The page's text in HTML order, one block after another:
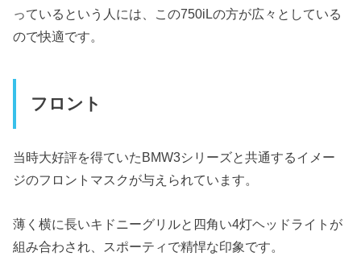
っているという人には、この750iLの方が広々としている
ので快適です。
フロント
当時大好評を得ていたBMW3シリーズと共通するイメー
ジのフロントマスクが与えられています。
薄く横に長いキドニーグリルと四角い4灯ヘッドライトが
組み合わされ、スポーティで精悍な印象です。